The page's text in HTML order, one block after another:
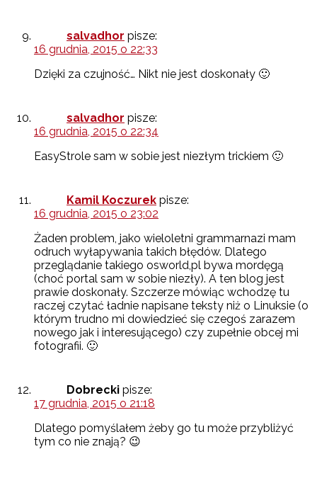
salvadhor pisze:
16 grudnia, 2015 o 22:33
Dzięki za czujność… Nikt nie jest doskonały 🙂
salvadhor pisze:
16 grudnia, 2015 o 22:34
EasyStrole sam w sobie jest niezłym trickiem 🙂
Kamil Koczurek pisze:
16 grudnia, 2015 o 23:02
Żaden problem, jako wieloletni grammarnazi mam
odruch wyłapywania takich błędów. Dlatego
przeglądanie takiego osworld,pl bywa mordęgą
(choć portal sam w sobie niezły). A ten blog jest
prawie doskonały. Szczerze mówiąc wchodzę tu
raczej czytać ładnie napisane teksty niż o Linuksie (o
którym trudno mi dowiedzieć się czegoś zarazem
nowego jak i interesującego) czy zupełnie obcej mi
fotografii. 🙂
Dobrecki pisze:
17 grudnia, 2015 o 21:18
Dlatego pomyślałem żeby go tu może przybliżyć
tym co nie znają? 😉